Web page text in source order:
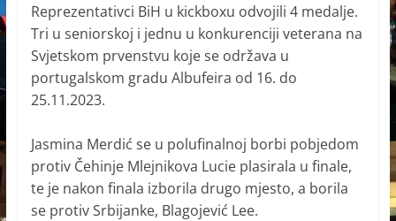
Reprezentativci BiH u kickboxu odvojili 4 medalje.
Tri u seniorskoj i jednu u konkurenciji veterana na
Svjetskom prvenstvu koje se održava u
portugalskom gradu Albufeira od 16. do
25.11.2023.
Jasmina Merdić se u polufinalnoj borbi pobjedom
protiv Čehinje Mlejnikova Lucie plasirala u finale,
te je nakon finala izborila drugo mjesto, a borila
se protiv Srbijanke, Blagojević Lee.